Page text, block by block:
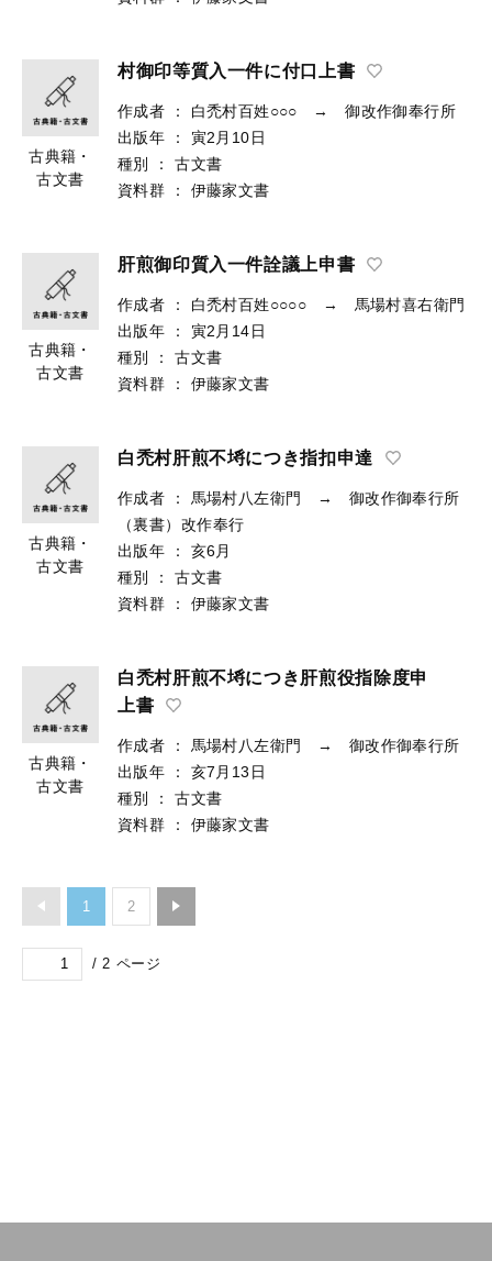
古典籍・
古文書
村御印等質入一件に付口上書
作成者 ：
白禿村百姓○○○ → 御改作御奉行所
出版年
：
寅2月10日
種別
：
古文書
資料群
： 伊藤家文書
古典籍・
古文書
肝煎御印質入一件詮議上申書
作成者 ：
白禿村百姓○○○○ → 馬場村喜右衛門
出版年
：
寅2月14日
種別
：
古文書
資料群
： 伊藤家文書
古典籍・
古文書
白禿村肝煎不埓につき指扣申達
作成者 ：
馬場村八左衛門 → 御改作御奉行所
（裏書）改作奉行
出版年
：
亥6月
種別
：
古文書
資料群
： 伊藤家文書
古典籍・
古文書
白禿村肝煎不埓につき肝煎役指除度申
上書
作成者 ：
馬場村八左衛門 → 御改作御奉行所
出版年
：
亥7月13日
種別
：
古文書
資料群
： 伊藤家文書
1 2
/ 2 ページ